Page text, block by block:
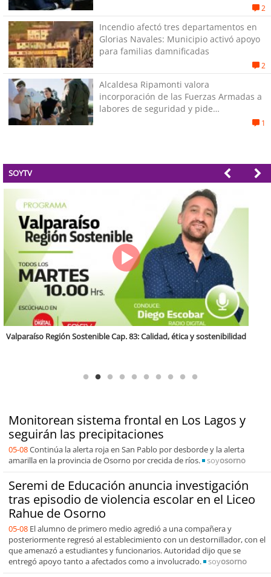
2
Incendio afectó tres departamentos en
Glorias Navales: Municipio activó apoyo
para familias damnificadas
2
Alcaldesa Ripamonti valora
incorporación de las Fuerzas Armadas a
labores de seguridad y pide
1
SOYTV
Monitorean sistema frontal en Los Lagos y
seguirán las precipitaciones
05-08Continúa la alerta roja en San Pablo por desborde y la alerta
amarilla en la provincia de Osorno por crecida de ríos.
soyosorno
Seremi de Educación anuncia investigación
tras episodio de violencia escolar en el Liceo
Rahue de Osorno
05-08 El alumno de primero medio agredió a una compañera y
posteriormente regresó al establecimiento con un destornillador, con el
que amenazó a estudiantes y funcionarios. Autoridad dijo que se
entregó apoyo tanto a afectados como a involucrado.
soyosorno